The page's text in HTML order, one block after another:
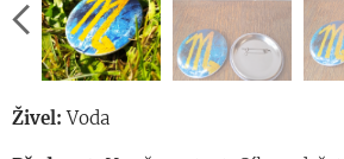
Živel: Voda